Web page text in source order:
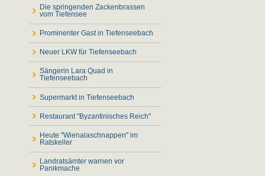
Die springenden Zackenbrassen
vom Tiefensee
Prominenter Gast in Tiefenseebach
Neuer LKW für Tiefenseebach
Sängerin Lara Quad in
Tiefenseebach
Supermarkt in Tiefenseebach
Restaurant "Byzantinisches Reich"
Heute "Wienalaschnappen" im
Ratskeller
Landratsämter warnen vor
Panikmache